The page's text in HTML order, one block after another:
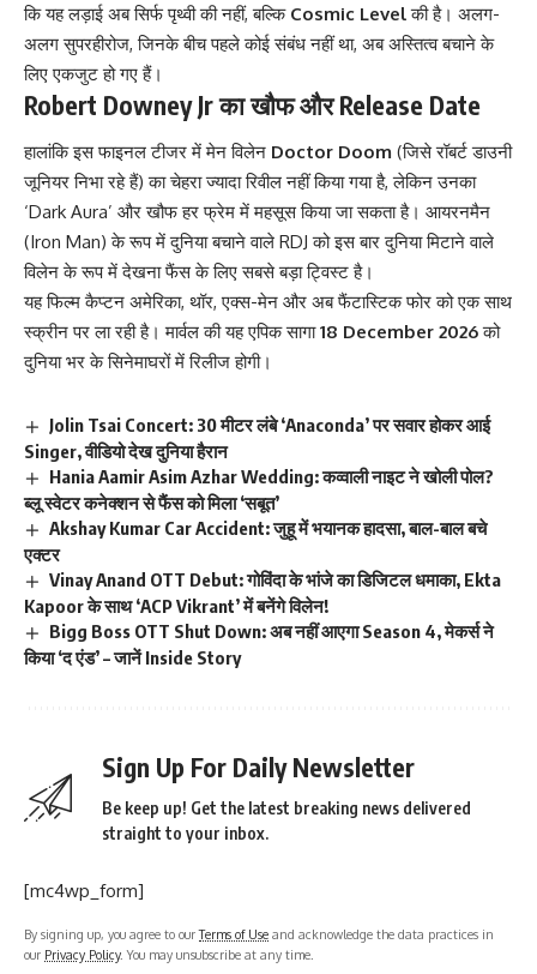
कि यह लड़ाई अब सिर्फ पृथ्वी की नहीं, बल्कि Cosmic Levelकी है। अलग-
अलग सुपरहीरोज, जिनके बीच पहले कोई संबंध नहीं था, अब अस्तित्व बचाने के
लिए एकजुट हो गए हैं।
Robert Downey Jr का खौफ और Release Date
हालांकि इस फाइनल टीजर में मेन विलेन Doctor Doom (जिसे रॉबर्ट डाउनी
जूनियर निभा रहे हैं) का चेहरा ज्यादा रिवील नहीं किया गया है, लेकिन उनका
‘Dark Aura’ और खौफ हर फ्रेम में महसूस किया जा सकता है। आयरनमैन
(Iron Man) के रूप में दुनिया बचाने वाले RDJ को इस बार दुनिया मिटाने वाले
विलेन के रूप में देखना फैंस के लिए सबसे बड़ा ट्विस्ट है।
यह फिल्म कैप्टन अमेरिका, थॉर, एक्स-मेन और अब फैंटास्टिक फोर को एक साथ
स्क्रीन पर ला रही है। मार्वल की यह एपिक सागा18 December 2026को
दुनिया भर के सिनेमाघरों में रिलीज होगी।
Jolin Tsai Concert: 30 मीटर लंबे ‘Anaconda’ पर सवार होकर आई
Singer, वीडियो देख दुनिया हैरान
Hania Aamir Asim Azhar Wedding: कव्वाली नाइट ने खोली पोल?
ब्लू स्वेटर कनेक्शन से फैंस को मिला ‘सबूत’
Akshay Kumar Car Accident: जुहू में भयानक हादसा, बाल-बाल बचे
एक्टर
Vinay Anand OTT Debut: गोविंदा के भांजे का डिजिटल धमाका, Ekta
Kapoor के साथ ‘ACP Vikrant’ में बनेंगे विलेन!
Bigg Boss OTT Shut Down: अब नहीं आएगा Season 4, मेकर्स ने
किया ‘द एंड’ – जानें Inside Story
Sign Up For Daily Newsletter
Be keep up! Get the latest breaking news delivered
straight to your inbox.
[mc4wp_form]
By signing up, you agree to ourTerms of Use and acknowledge the data practices in
our Privacy Policy. You may unsubscribe at any time.